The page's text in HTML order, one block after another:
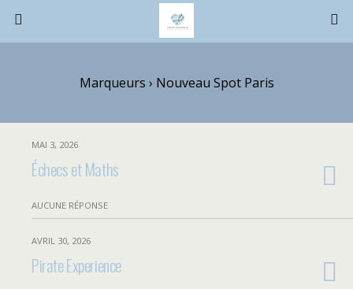
Marqueurs › Nouveau Spot Paris
MAI 3, 2026
Échecs et Maths
AUCUNE RÉPONSE
AVRIL 30, 2026
Pirate Experience